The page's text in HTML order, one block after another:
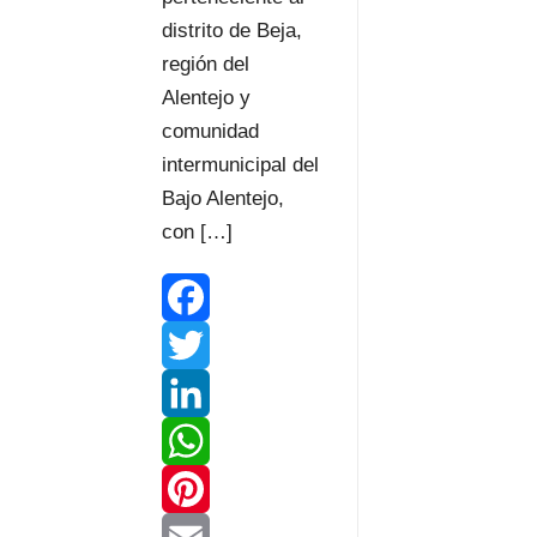
distrito de Beja,
región del
Alentejo y
comunidad
intermunicipal del
Bajo Alentejo,
con […]
F
a
c
e
T
w
L
W